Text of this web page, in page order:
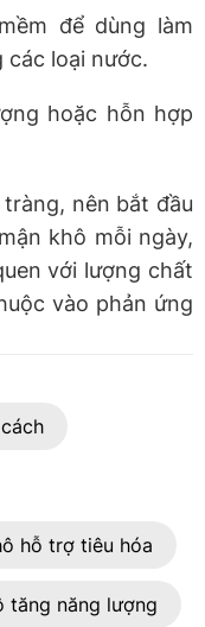
để dùng làm
loại nước.
hoặc hỗn hợp
nên bắt đầu
khô mỗi ngày,
với lượng chất
vào phản ứng
hỗ trợ tiêu hóa
tăng năng lượng